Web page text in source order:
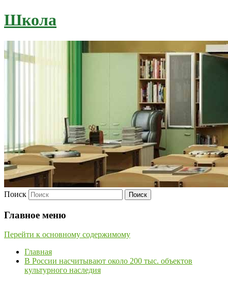
Школа
Поиск
Главное меню
Перейти к основному содержимому
Главная
В России насчитывают около 200 тыс. объектов
культурного наследия